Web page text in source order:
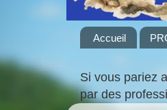
Accueil
Si vous pariez
par des